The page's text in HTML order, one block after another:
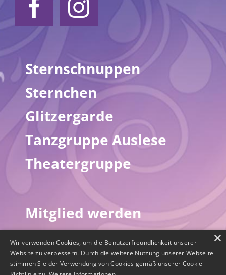
Sternschnuppen
Sternchen
Glitzergarde
Tanzgruppe Auslese
Theatergruppe
Mitglied werden
Downloads
Über uns
×
Wir verwenden Cookies, um die Benutzerfreundlichkeit unserer
Website zu verbessern. Durch die weitere Nutzung unserer Webseite
stimmen Sie der Verwendung von Cookies gemäß unserer Cookie-